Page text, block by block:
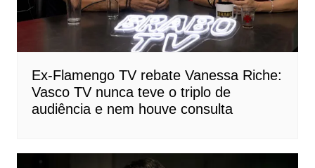
Ex-Flamengo TV rebate Vanessa Riche:
Vasco TV nunca teve o triplo de
audiência e nem houve consulta